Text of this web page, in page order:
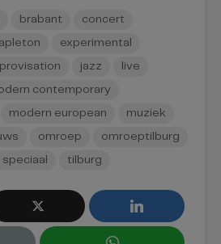
brabant concert
experimental
jazz live
contemporary
modern european muziek
omroep omroeptilburg
speciaal tilburg